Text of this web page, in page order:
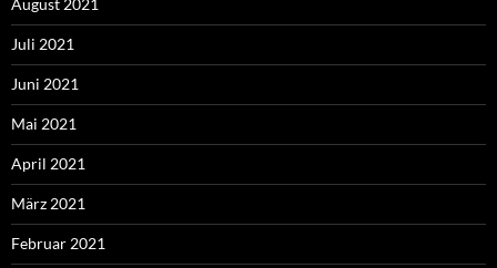
August 2021
Juli 2021
Juni 2021
Mai 2021
April 2021
März 2021
Februar 2021